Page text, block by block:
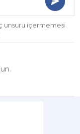
unsuru içermemesi